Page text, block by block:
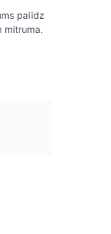
palīdz
mitruma.